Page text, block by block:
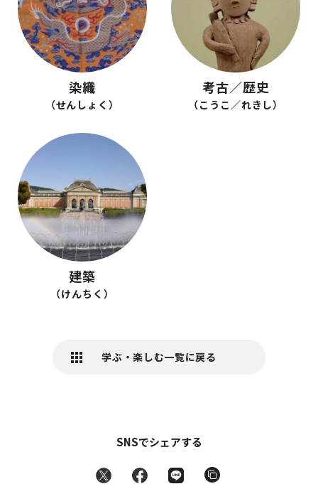
染織
（せんしょく）
考古／歴史
（こうこ／れきし）
建築
（けんちく）
学ぶ・楽しむ一覧に戻る
SNSでシェアする